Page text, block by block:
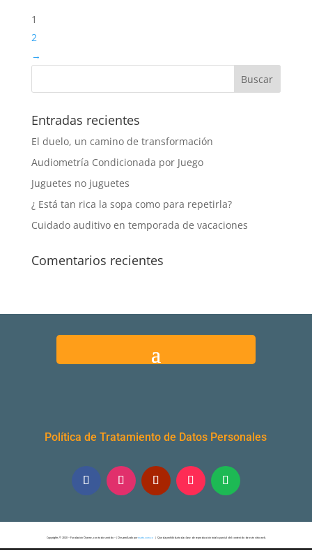
1
2
→
Entradas recientes
El duelo, un camino de transformación
Audiometría Condicionada por Juego
Juguetes no juguetes
¿ Está tan rica la sopa como para repetirla?
Cuidado auditivo en temporada de vacaciones
Comentarios recientes
Política de Tratamiento de Datos Personales
Copyrights © 2020 – Fundación Óyeme, con todo sentido – | Desarrollado pormarto.com.co | Queda prohibida toda clase de reproducción total o parcial del contenido de este sitio web.